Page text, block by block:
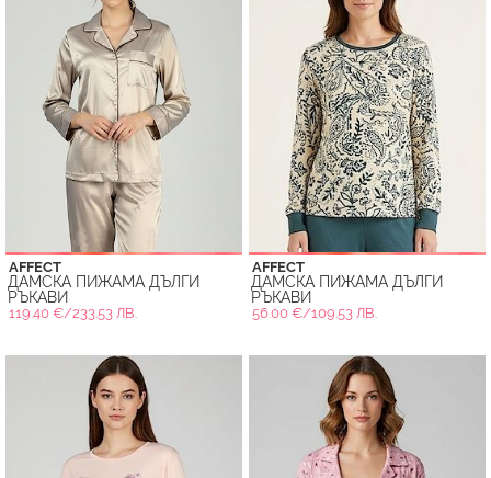
AFFECT
ДАМСКА ПИЖАМА ДЪЛГИ
РЪКАВИ
119.40 €/233.53 ЛВ.
AFFECT
ДАМСКА ПИЖАМА ДЪЛГИ
РЪКАВИ
56.00 €/109.53 ЛВ.